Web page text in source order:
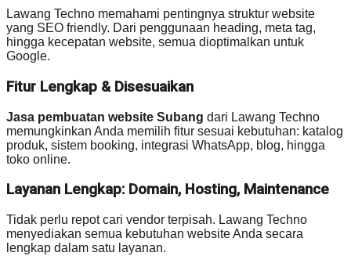
Lawang Techno memahami pentingnya struktur website
yang SEO friendly. Dari penggunaan heading, meta tag,
hingga kecepatan website, semua dioptimalkan untuk
Google.
Fitur Lengkap & Disesuaikan
Jasa pembuatan website Subang dari Lawang Techno
memungkinkan Anda memilih fitur sesuai kebutuhan: katalog
produk, sistem booking, integrasi WhatsApp, blog, hingga
toko online.
Layanan Lengkap: Domain, Hosting, Maintenance
Tidak perlu repot cari vendor terpisah. Lawang Techno
menyediakan semua kebutuhan website Anda secara
lengkap dalam satu layanan.